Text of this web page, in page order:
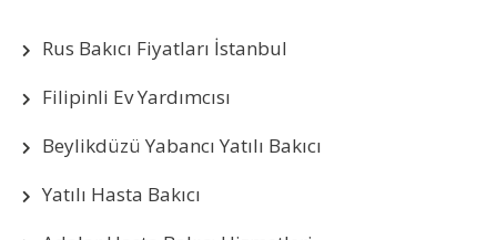
Rus Bakıcı Fiyatları İstanbul
Filipinli Ev Yardımcısı
Beylikdüzü Yabancı Yatılı Bakıcı
Yatılı Hasta Bakıcı